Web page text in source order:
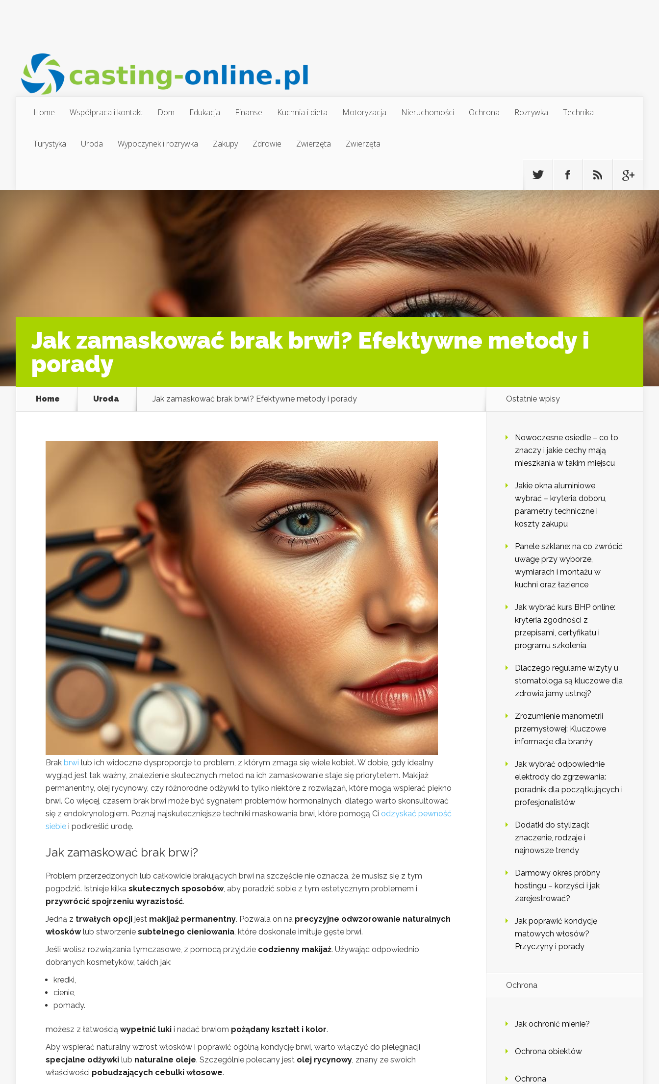
Home Współpraca i kontakt Dom Edukacja Finanse Kuchnia i dieta Motoryzacja Nieruchomości Ochrona Rozrywka Technika
Turystyka Uroda Wypoczynek i rozrywka Zakupy Zdrowie Zwierzęta Zwierzęta
Jak zamaskować brak brwi? Efektywne metody i
porady
Home Uroda Jak zamaskować brak brwi? Efektywne metody i porady
Brak brwi lub ich widoczne dysproporcje to problem, z którym zmaga się wiele kobiet. W dobie, gdy idealny
wygląd jest tak ważny, znalezienie skutecznych metod na ich zamaskowanie staje się priorytetem. Makijaż
permanentny, olej rycynowy, czy różnorodne odżywki to tylko niektóre z rozwiązań, które mogą wspierać piękno
brwi. Co więcej, czasem brak brwi może być sygnałem problemów hormonalnych, dlatego warto skonsultować
się z endokrynologiem. Poznaj najskuteczniejsze techniki maskowania brwi, które pomogą Ci odzyskać pewność
siebie i podkreślić urodę.
Jak zamaskować brak brwi?
Problem przerzedzonych lub całkowicie brakujących brwi na szczęście nie oznacza, że musisz się z tym
pogodzić. Istnieje kilka skutecznych sposobów, aby poradzić sobie z tym estetycznym problemem i
przywrócić spojrzeniu wyrazistość.
Jedną z trwałych opcji jest makijaż permanentny. Pozwala on na precyzyjne odwzorowanie naturalnych
włoskówlub stworzenie subtelnego cieniowania, które doskonale imituje gęste brwi.
Jeśli wolisz rozwiązania tymczasowe, z pomocą przyjdzie codzienny makijaż. Używając odpowiednio
dobranych kosmetyków, takich jak:
kredki,
cienie,
pomady.
możesz z łatwością wypełnić luki i nadać brwiom pożądany kształt i kolor.
Aby wspierać naturalny wzrost włosków i poprawić ogólną kondycję brwi, warto włączyć do pielęgnacji
specjalne odżywki lub naturalne oleje. Szczególnie polecany jest olej rycynowy, znany ze swoich
właściwości pobudzających cebulki włosowe.
Ostatnie wpisy
Nowoczesne osiedle – co to
znaczy i jakie cechy mają
mieszkania w takim miejscu
Jakie okna aluminiowe
wybrać – kryteria doboru,
parametry techniczne i
koszty zakupu
Panele szklane: na co zwrócić
uwagę przy wyborze,
wymiarach i montażu w
kuchni oraz łazience
Jak wybrać kurs BHP online:
kryteria zgodności z
przepisami, certyfikatu i
programu szkolenia
Dlaczego regularne wizyty u
stomatologa są kluczowe dla
zdrowia jamy ustnej?
Zrozumienie manometrii
przemysłowej: Kluczowe
informacje dla branży
Jak wybrać odpowiednie
elektrody do zgrzewania:
poradnik dla początkujących i
profesjonalistów
Dodatki do stylizacji:
znaczenie, rodzaje i
najnowsze trendy
Darmowy okres próbny
hostingu – korzyści i jak
zarejestrować?
Jak poprawić kondycję
matowych włosów?
Przyczyny i porady
Ochrona
Jak ochronić mienie?
Ochrona obiektów
Ochrona